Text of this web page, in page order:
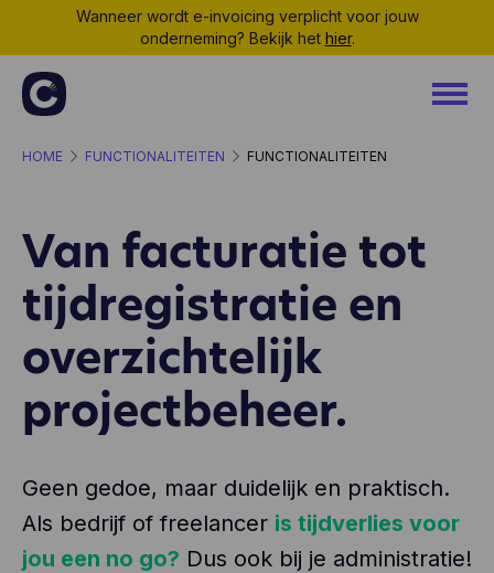
Wanneer wordt e-invoicing verplicht voor jouw
onderneming? Bekijk het hier.
HOME FUNCTIONALITEITEN FUNCTIONALITEITEN
Van facturatie tot
tijdregistratie en
overzichtelijk
projectbeheer.
Geen gedoe, maar duidelijk en praktisch.
Als bedrijf of freelancer is tijdverlies voor
jou een no go? Dus ook bij je administratie!